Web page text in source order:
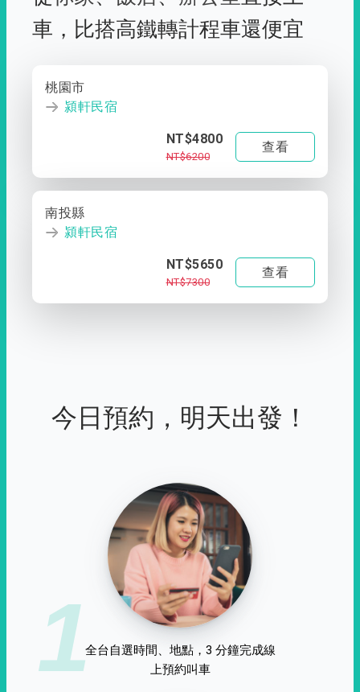
車， 比搭高鐵轉計程車還便宜
桃園市
潁軒民宿
NT$4800
NT$6200
查看
南投縣
潁軒民宿
NT$5650
NT$7300
查看
今日預約，明天出發！
1全台自選時間、地點，3 分鐘完成線
上預約叫車